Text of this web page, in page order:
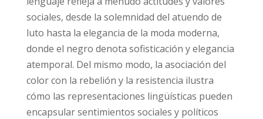
sociales, desde la solemnidad del atuendo de
luto hasta la elegancia de la moda moderna,
donde el negro denota sofisticación y elegancia
atemporal. Del mismo modo, la asociación del
color con la rebelión y la resistencia ilustra
cómo las representaciones lingüísticas pueden
encapsular sentimientos sociales y políticos